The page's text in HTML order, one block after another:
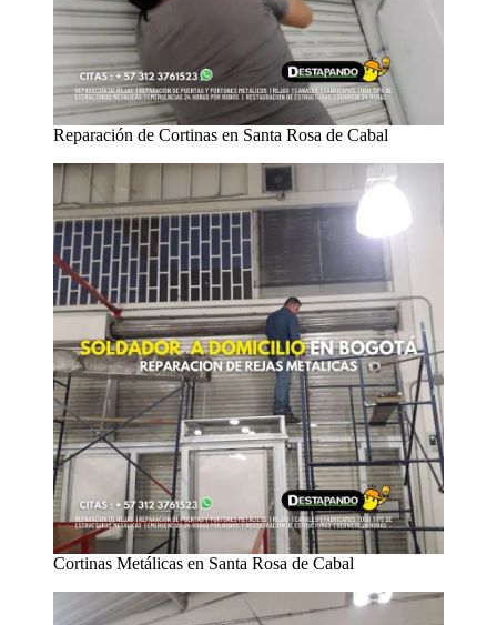
Reparación de Cortinas en Santa Rosa de Cabal
Cortinas Metálicas en Santa Rosa de Cabal